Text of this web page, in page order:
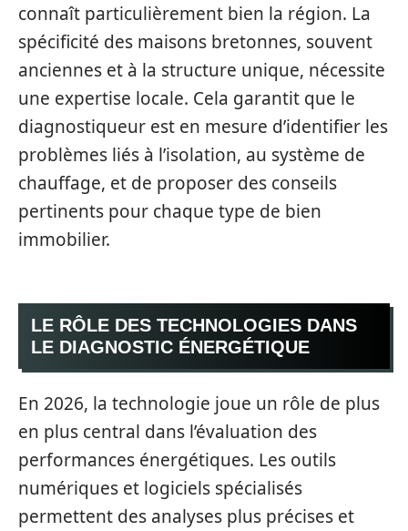
connaît particulièrement bien la région. La
spécificité des maisons bretonnes, souvent
anciennes et à la structure unique, nécessite
une expertise locale. Cela garantit que le
diagnostiqueur est en mesure d’identifier les
problèmes liés à l’isolation, au système de
chauffage, et de proposer des conseils
pertinents pour chaque type de bien
immobilier.
LE RÔLE DES TECHNOLOGIES DANS
LE DIAGNOSTIC ÉNERGÉTIQUE
En 2026, la technologie joue un rôle de plus
en plus central dans l’évaluation des
performances énergétiques. Les outils
numériques et logiciels spécialisés
permettent des analyses plus précises et